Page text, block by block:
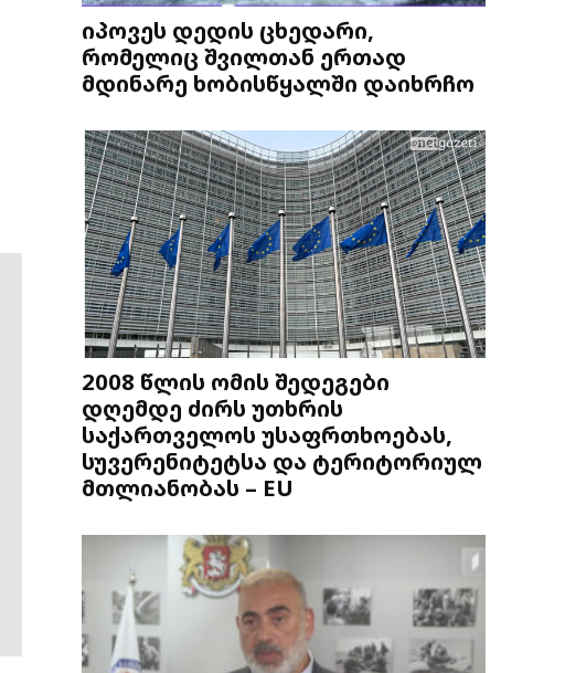
იპოვეს დედის ცხედარი,
რომელიც შვილთან ერთად
მდინარე ხობისწყალში დაიხრჩო
2008 წლის ომის შედეგები
დღემდე ძირს უთხრის
საქართველოს უსაფრთხოებას,
სუვერენიტეტსა და ტერიტორიულ
მთლიანობას – EU